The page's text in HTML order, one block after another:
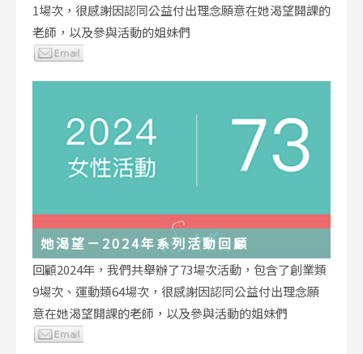
1場次，很感謝因認同公益付出理念願意在她渴望開課的
老師，以及參與活動的姐妹們
她渴望－2024年系列活動回顧
回顧2024年，我們共舉辦了73場次活動，包含了創業類
9場次、運動類64場次，很感謝因認同公益付出理念願
意在她渴望開課的老師，以及參與活動的姐妹們